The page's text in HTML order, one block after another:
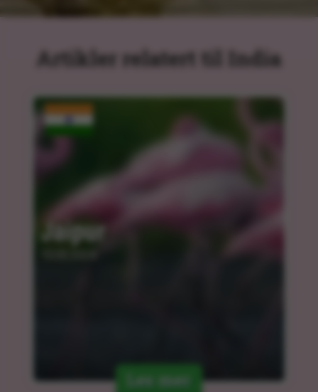
Artikler relatert til India
Jaipur
Les mer